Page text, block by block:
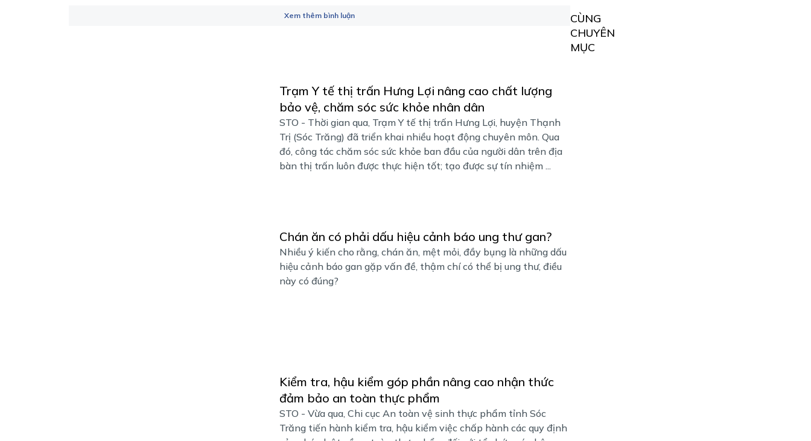
Xem thêm bình luận
CÙNG
CHUYÊN
MỤC
Trạm Y tế thị trấn Hưng Lợi nâng cao chất lượng
bảo vệ, chăm sóc sức khỏe nhân dân
STO - Thời gian qua, Trạm Y tế thị trấn Hưng Lợi, huyện Thạnh
Trị (Sóc Trăng) đã triển khai nhiều hoạt động chuyên môn. Qua
đó, công tác chăm sóc sức khỏe ban đầu của người dân trên địa
bàn thị trấn luôn được thực hiện tốt; tạo được sự tín nhiệm ...
Chán ăn có phải dấu hiệu cảnh báo ung thư gan?
Nhiều ý kiến cho rằng, chán ăn, mệt mỏi, đầy bụng là những dấu
hiệu cảnh báo gan gặp vấn đề, thậm chí có thể bị ung thư, điều
này có đúng?
Kiểm tra, hậu kiểm góp phần nâng cao nhận thức
đảm bảo an toàn thực phẩm
STO - Vừa qua, Chi cục An toàn vệ sinh thực phẩm tỉnh Sóc
Trăng tiến hành kiểm tra, hậu kiểm việc chấp hành các quy định